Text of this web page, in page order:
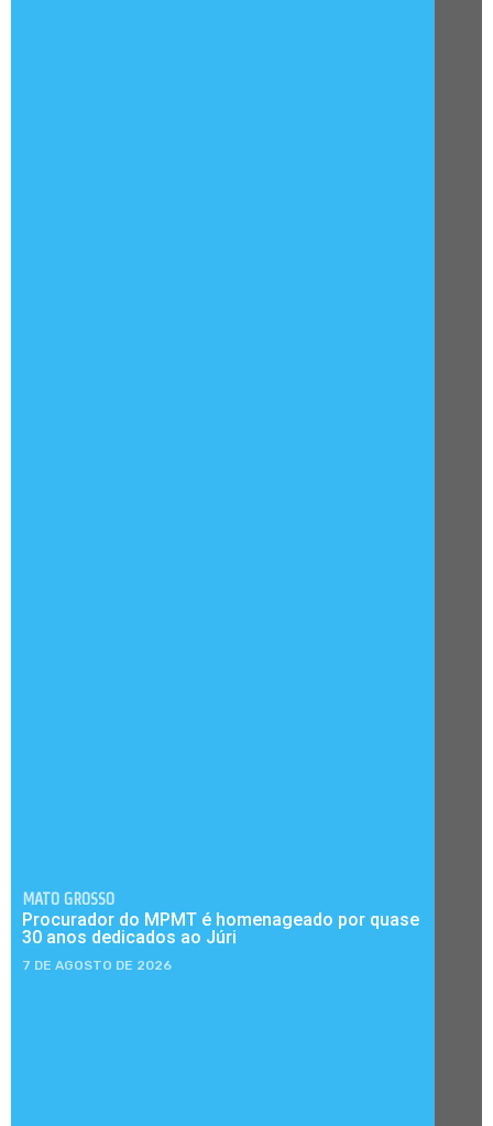
MATO GROSSO
Procurador do MPMT é homenageado por quase
30 anos dedicados ao Júri
7 DE AGOSTO DE 2026